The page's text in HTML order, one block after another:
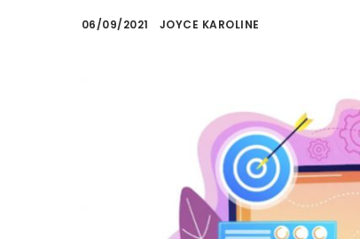
06/09/2021 JOYCE KAROLINE